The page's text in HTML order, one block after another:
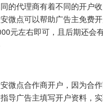
的代理商有着不同的开户
微点可以帮助广告主免费
元左右即可，且后期还会
微点合作商开户，因为合
导广告主填写开户资料，实